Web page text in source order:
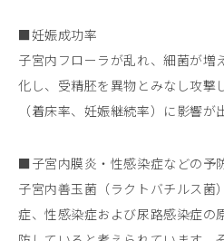
■妊娠成功率
子宮内フローラが乱れ、細菌が増
化し、受精胚を異物とみなし攻撃
（着床率、妊娠継続率）に影響が
■子宮内膜炎・性感染症などの予
子宮内善玉菌（ラクトバチルス菌
症、性感染症および尿路感染症の